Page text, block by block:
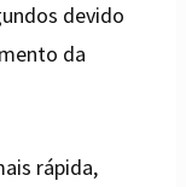
devido
da
rápida,